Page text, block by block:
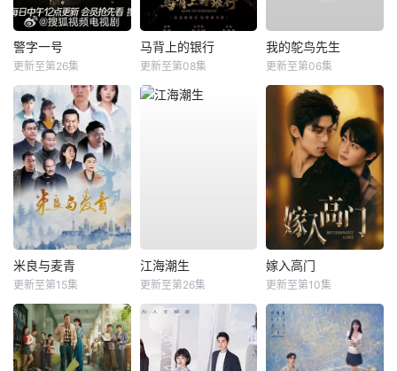
警字一号
更新至第26集
马背上的银行
更新至第08集
我的鸵鸟先生
更新至第06集
米良与麦青
更新至第15集
江海潮生
更新至第26集
嫁入高门
更新至第10集